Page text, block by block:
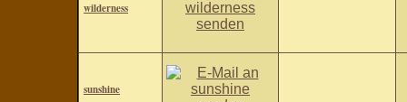
wilderness
sunshine